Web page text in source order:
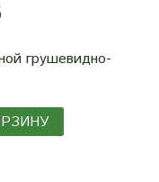
грушевидно-